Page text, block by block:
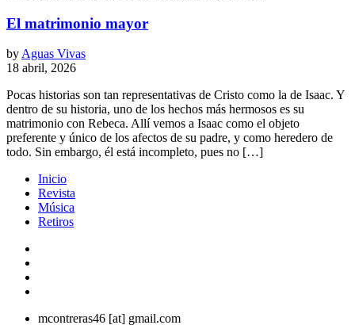
El matrimonio mayor
by Aguas Vivas
18 abril, 2026
Pocas historias son tan representativas de Cristo como la de Isaac. Y
dentro de su historia, uno de los hechos más hermosos es su
matrimonio con Rebeca. Allí vemos a Isaac como el objeto
preferente y único de los afectos de su padre, y como heredero de
todo. Sin embargo, él está incompleto, pues no […]
Inicio
Revista
Música
Retiros
mcontreras46 [at] gmail.com